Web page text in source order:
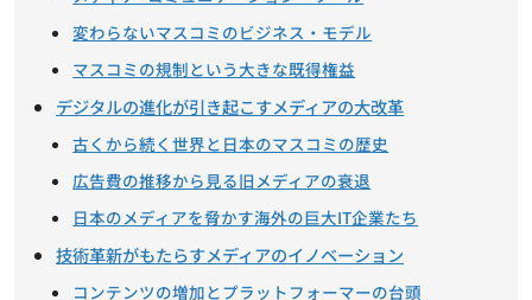
変わらないマスコミのビジネス・モデル
マスコミの規制という大きな既得権益
デジタルの進化が引き起こすメディアの大改革
古くから続く世界と日本のマスコミの歴史
広告費の推移から見る旧メディアの衰退
日本のメディアを脅かす海外の巨大IT企業たち
技術革新がもたらすメディアのイノベーション
コンテンツの増加とプラットフォーマーの台頭